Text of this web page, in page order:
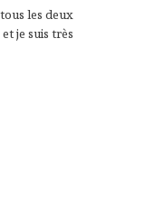
les deux
je suis très